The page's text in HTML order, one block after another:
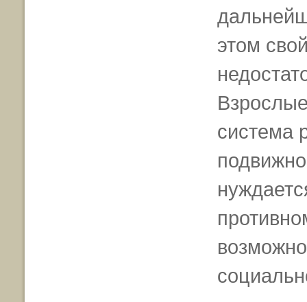
этом
система